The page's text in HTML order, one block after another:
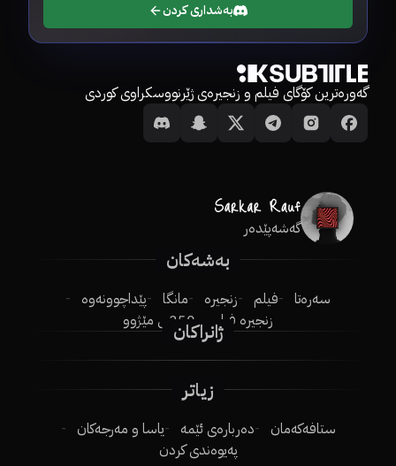
بەشداری کردن
گەورەترین کۆگای فیلم و زنجیرەی ژێرنووسکراوی کوردی
گەشەپێدەر
بەشەکان
سەرەتا فیلم زنجیرە مانگا
پێداچوونەوە
زنجیرە فیلم
250ـی مێژوو
ژانراکان
زیاتر
ستافەکەمان دەربارەی ئێمە
یاسا و مەرجەکان
پەیوەندی کردن